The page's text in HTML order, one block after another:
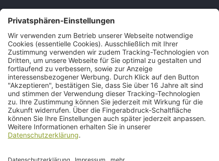
Wir benötigen Ihre
Zustimmung, um den Google
Maps-Service zu laden!
Wir verwenden einen Service eines
Drittanbieters, um Karteninhalte
einzubetten. Dieser Service kann Daten
zu Ihren Aktivitäten sammeln. Bitte lesen
Sie die Details durch und stimmen Sie
der Nutzung des Service zu, um diese